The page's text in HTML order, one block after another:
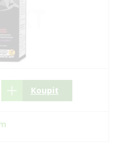
Koupit